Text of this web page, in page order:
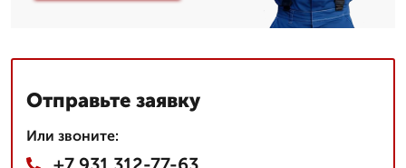
Отправьте заявку
Или звоните: